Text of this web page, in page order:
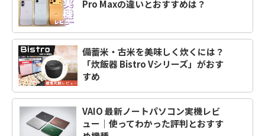
Pro Maxの違いとおすすめは？
備蓄米・古米を美味しく炊くには？
「炊飯器 Bistro Vシリーズ」がおす
すめ
VAIO 最新ノートパソコン実機レビ
ュー｜使ってわかった評判とおすす